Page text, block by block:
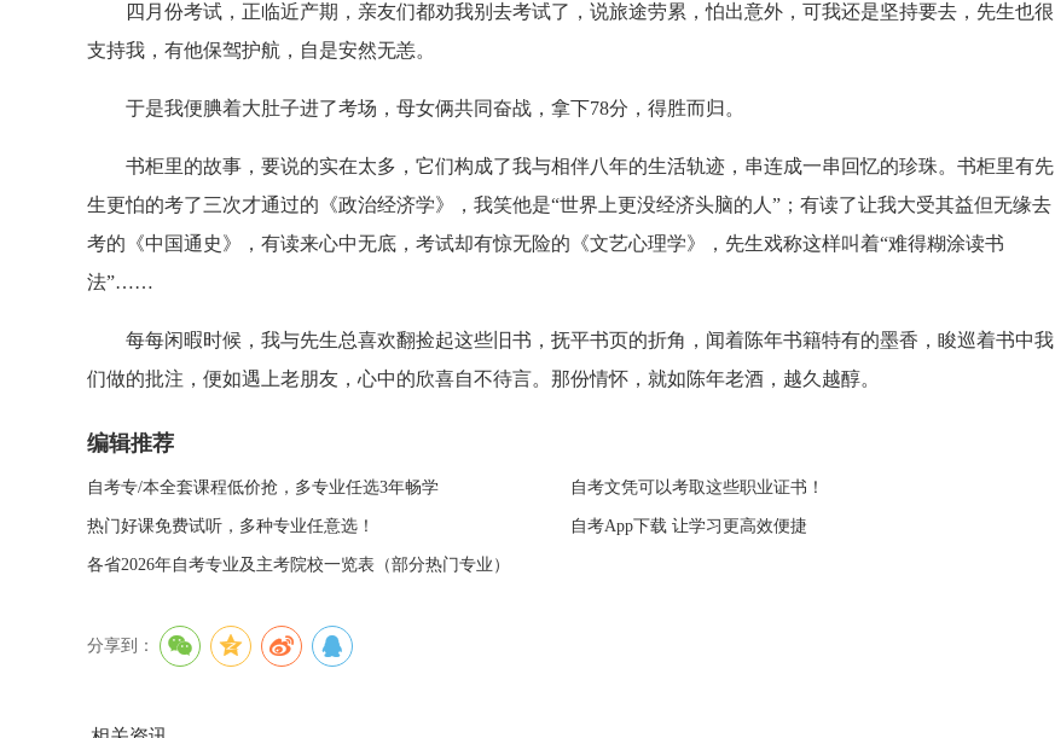
四月份考试，正临近产期，亲友们都劝我别去考试了，说旅途劳累，怕出意外，可我还是坚持要去，先生也很
支持我，有他保驾护航，自是安然无恙。
于是我便腆着大肚子进了考场，母女俩共同奋战，拿下78分，得胜而归。
书柜里的故事，要说的实在太多，它们构成了我与相伴八年的生活轨迹，串连成一串回忆的珍珠。书柜里有先
生更怕的考了三次才通过的《政治经济学》，我笑他是“世界上更没经济头脑的人”；有读了让我大受其益但无缘去
考的《中国通史》，有读来心中无底，考试却有惊无险的《文艺心理学》，先生戏称这样叫着“难得糊涂读书
法”……
每每闲暇时候，我与先生总喜欢翻捡起这些旧书，抚平书页的折角，闻着陈年书籍特有的墨香，睃巡着书中我
们做的批注，便如遇上老朋友，心中的欣喜自不待言。那份情怀，就如陈年老酒，越久越醇。
编辑推荐
自考专/本全套课程低价抢，多专业任选3年畅学 自考文凭可以考取这些职业证书！
热门好课免费试听，多种专业任意选！ 自考App下载 让学习更高效便捷
各省2026年自考专业及主考院校一览表（部分热门专业）
分享到：